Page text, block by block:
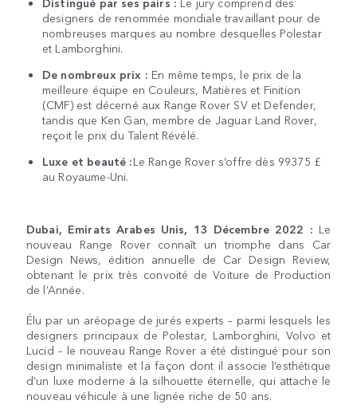
designers de renommée mondiale travaillant pour de
nombreuses marques au nombre desquelles Polestar
et Lamborghini.
De nombreux prix : En même temps, le prix de la
meilleure équipe en Couleurs, Matières et Finition
(CMF) est décerné aux Range Rover SV et Defender,
tandis que Ken Gan, membre de Jaguar Land Rover,
reçoit le prix du Talent Révélé.
Luxe et beauté :Le Range Rover s’offre dès 99375 £
au Royaume-Uni.
Dubai, Emirats Arabes Unis, 13 Décembre 2022 : Le
nouveau Range Rover connaît un triomphe dans Car
Design News, édition annuelle de Car Design Review,
obtenant le prix très convoité de Voiture de Production
de l’Année.
Élu par un aréopage de jurés experts – parmi lesquels les
designers principaux de Polestar, Lamborghini, Volvo et
Lucid – le nouveau Range Rover a été distingué pour son
design minimaliste et la façon dont il associe l’esthétique
d’un luxe moderne à la silhouette éternelle, qui attache le
nouveau véhicule à une lignée riche de 50 ans.